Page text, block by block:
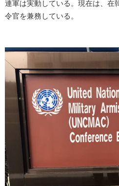
連軍は実動している。現在は、在
令官を兼務している。